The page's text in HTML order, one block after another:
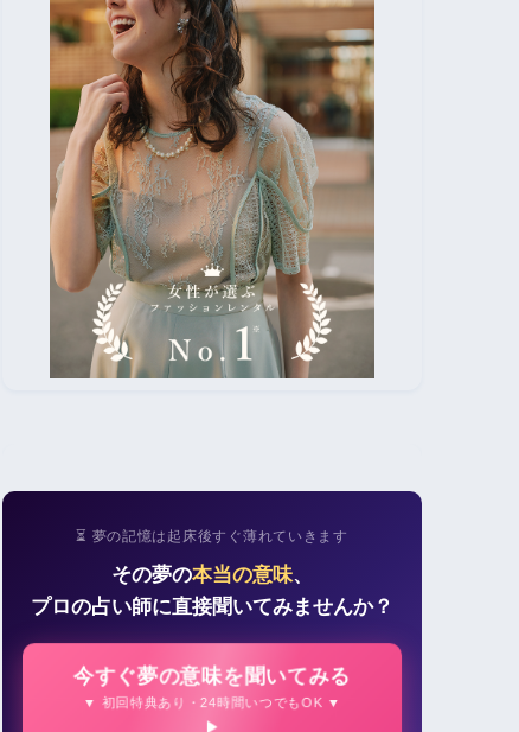
⏳ 夢の記憶は起床後すぐ薄れていきます
その夢の本当の意味、
プロの占い師に直接聞いてみませんか？
今すぐ夢の意味を聞いてみる
▼ 初回特典あり・24時間いつでもOK ▼